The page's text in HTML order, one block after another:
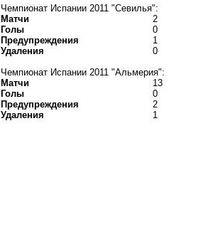
Чемпионат Испании 2011 "Севилья":
Матчи
2
Голы
0
Предупреждения
1
Удаления
0
Чемпионат Испании 2011 "Альмерия":
Матчи
13
Голы
0
Предупреждения
2
Удаления
1